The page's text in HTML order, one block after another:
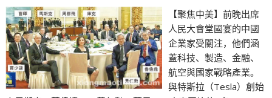
【聚焦中美】前晚出席
人民大會堂國宴的中國
企業家受關注，他們涵
蓋科技、製造、金融、
航空與國家戰略產業。
與特斯拉（Tesla）創始